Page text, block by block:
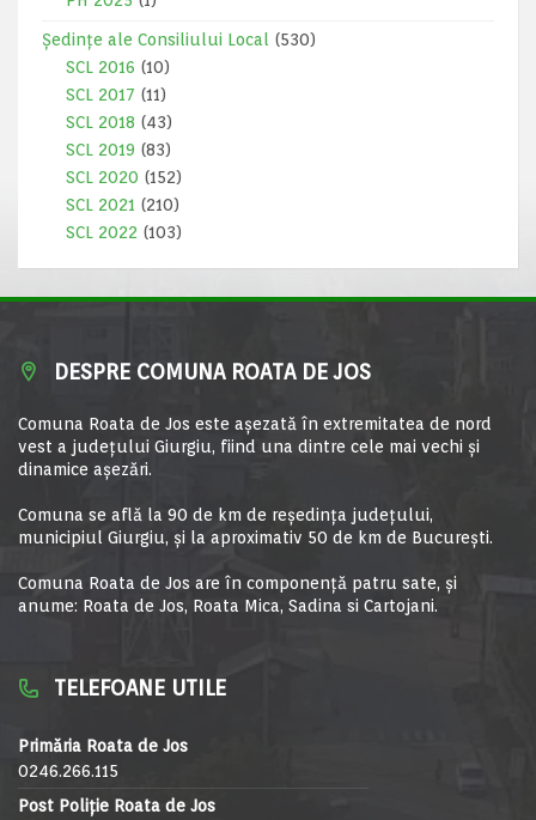
Ședințe ale Consiliului Local
(530)
SCL 2016 (10)
SCL 2017 (11)
SCL 2018 (43)
SCL 2019 (83)
SCL 2020 (152)
SCL 2021 (210)
SCL 2022 (103)
DESPRE COMUNA ROATA DE JOS
Comuna Roata de Jos este aşezată în extremitatea de nord
vest a judeţului Giurgiu, fiind una dintre cele mai vechi şi
dinamice aşezări.
Comuna se află la 90 de km de reşedinţa judeţului,
municipiul Giurgiu, şi la aproximativ 50 de km de Bucureşti.
Comuna Roata de Jos are în componență patru sate, și
anume: Roata de Jos, Roata Mica, Sadina si Cartojani.
TELEFOANE UTILE
Primăria Roata de Jos
0246.266.115
Post Poliție Roata de Jos